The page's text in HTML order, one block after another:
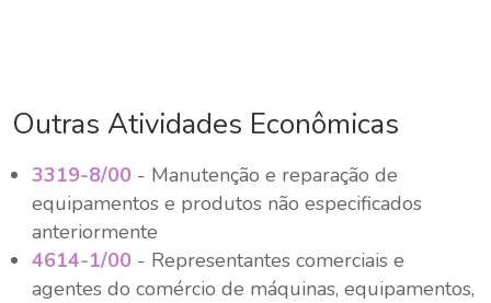
Outras Atividades Econômicas
3319-8/00 - Manutenção e reparação de
equipamentos e produtos não especificados
anteriormente
4614-1/00 - Representantes comerciais e
agentes do comércio de máquinas, equipamentos,